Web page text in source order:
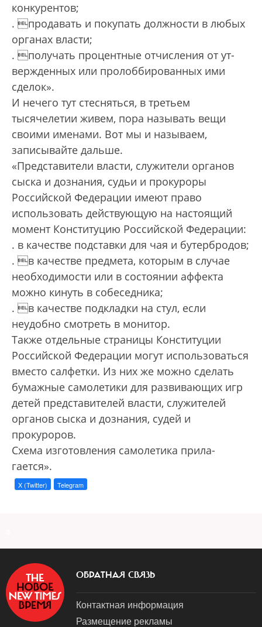
конкурентов;
. продавать и покупать должности в любых
органах власти;
. получать процентные отчисления от ут­
верж­­денных или пролоббированных ими
сделок».
И нечего тут стесняться, в третьем
тысячелетии живем, пора называть вещи
своими именами. Вот мы и называем,
записывайте дальше.
«Представители власти, служители органов
сыска и дознания, судьи и прокуроры
Российской Федерации имеют право
использовать действующую на настоящий
момент Конституцию Российской Федерации:
. в качестве подставки для чая и бутербродов;
. в качестве предмета, которым в случае
необходимости или в состоянии аффекта
можно кинуть в собеседника;
. в качестве подкладки на стул, если
неудобно смотреть в монитор.
Также отдельные страницы Конституции
Российской Федерации могут использоваться
вместо салфетки. Из них же можно сделать
бумажные самолетики для развивающих игр
детей представителей власти, служителей
органов сыска и дознания, судей и
прокуроров.
Схема изготовления самолетика прила­
гается».
X (Twitter) Telegram
ОБРАТНАЯ СВЯЗЬ
Контактная информация
Размещение рекламы